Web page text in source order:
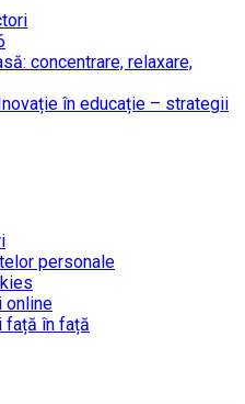
concentrare, relaxare,
în educație – strategii
personale
online
față în față